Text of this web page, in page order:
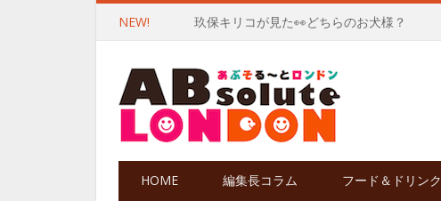
NEW! 玖保キリコが見た👀どちらのお犬様？
HOME 編集長コラム フード＆ドリンク